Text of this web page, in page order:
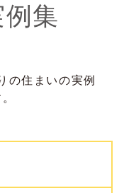
集
の住まいの実例